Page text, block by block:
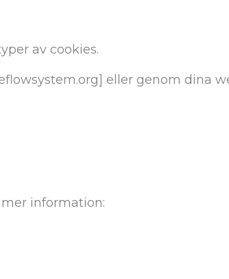
av cookies.
eller genom dina
information: